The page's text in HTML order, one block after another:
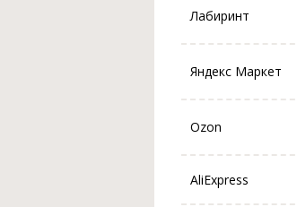
Лабиринт
Яндекс Маркет
Ozon
AliExpress